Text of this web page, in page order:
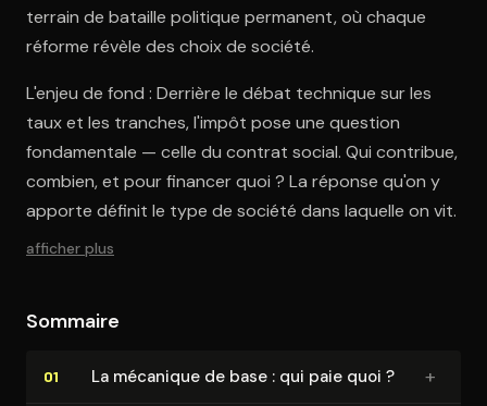
terrain de bataille politique permanent, où chaque
réforme révèle des choix de société.
L'enjeu de fond : Derrière le débat technique sur les
taux et les tranches, l'impôt pose une question
fondamentale — celle du contrat social. Qui contribue,
combien, et pour financer quoi ? La réponse qu'on y
apporte définit le type de société dans laquelle on vit.
afficher plus
Sommaire
01 La mécanique de base : qui paie quoi ? +